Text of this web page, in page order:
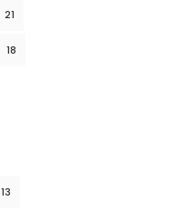
21
18
13